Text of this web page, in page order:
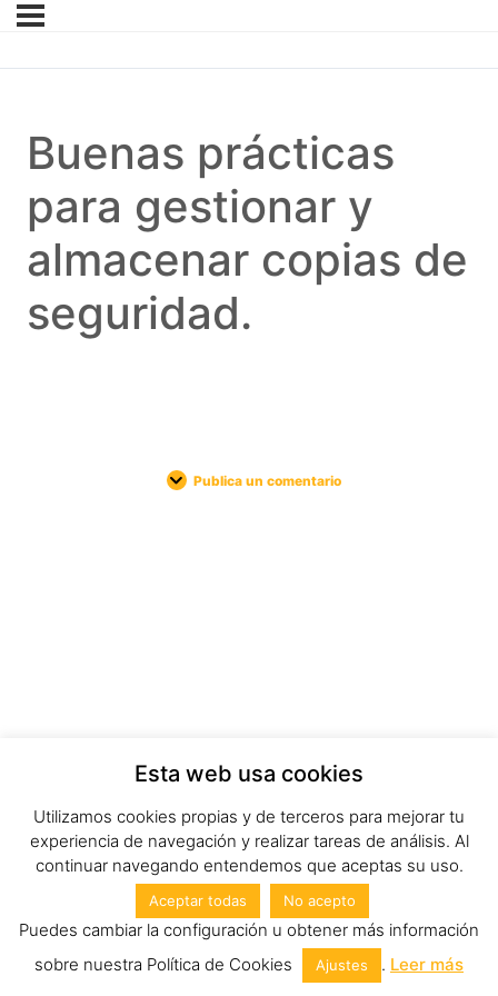
Buenas prácticas
para gestionar y
almacenar copias de
seguridad.
Publica un comentario
Esta web usa cookies
Utilizamos cookies propias y de terceros para mejorar tu
experiencia de navegación y realizar tareas de análisis. Al
continuar navegando entendemos que aceptas su uso.
Aceptar todas No acepto
Puedes cambiar la configuración u obtener más información
sobre nuestra Política de Cookies
Ajustes . Leer más